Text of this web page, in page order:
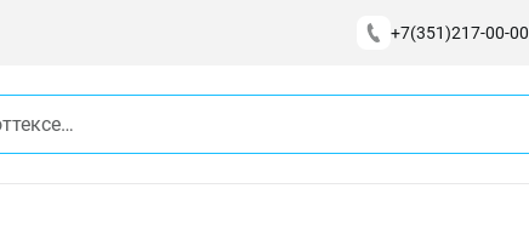
+7(351)217-00-00